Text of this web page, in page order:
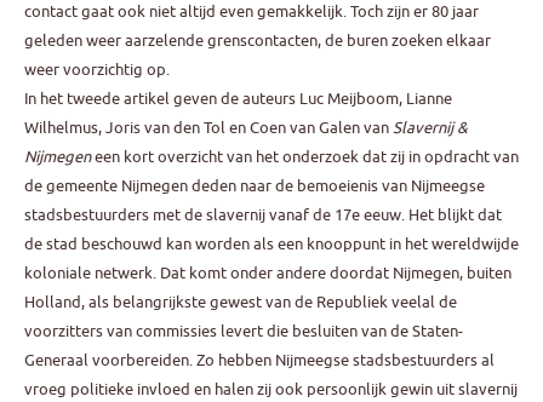
contact gaat ook niet altijd even gemakkelijk. Toch zijn er 80 jaar
geleden weer aarzelende grenscontacten, de buren zoeken elkaar
weer voorzichtig op.
In het tweede artikel geven de auteurs Luc Meijboom, Lianne
Wilhelmus, Joris van den Tol en Coen van Galen vanSlavernij &
Nijmegeneen kort overzicht van het onderzoek dat zij in opdracht van
de gemeente Nijmegen deden naar de bemoeienis van Nijmeegse
stadsbestuurders met de slavernij vanaf de 17e eeuw. Het blijkt dat
de stad beschouwd kan worden als een knooppunt in het wereldwijde
koloniale netwerk. Dat komt onder andere doordat Nijmegen, buiten
Holland, als belangrijkste gewest van de Republiek veelal de
voorzitters van commissies levert die besluiten van de Staten-
Generaal voorbereiden. Zo hebben Nijmeegse stadsbestuurders al
vroeg politieke invloed en halen zij ook persoonlijk gewin uit slavernij